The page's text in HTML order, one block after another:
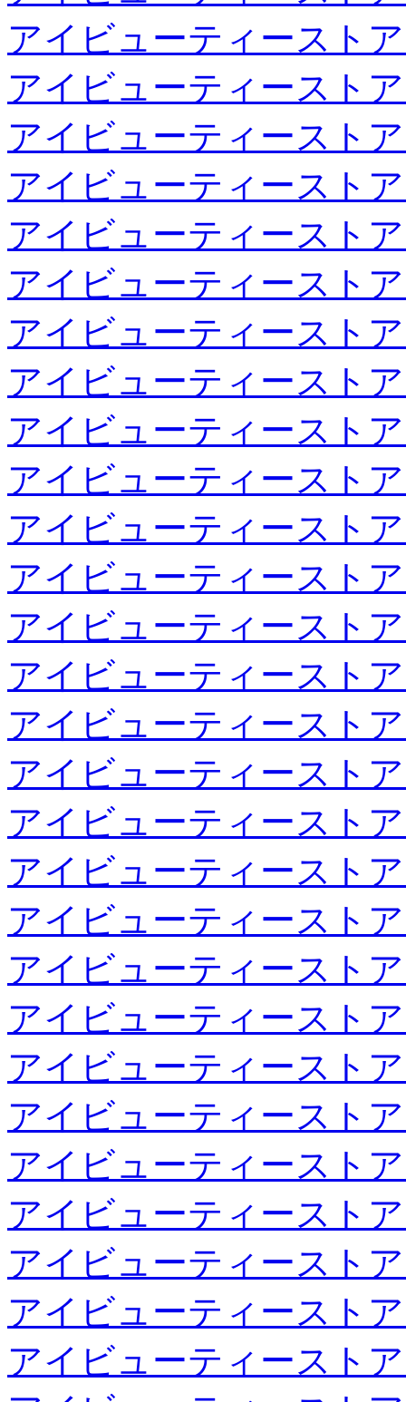
アイビューティースト
アイビューティースト
アイビューティースト
アイビューティースト
アイビューティースト
アイビューティースト
アイビューティースト
アイビューティースト
アイビューティースト
アイビューティースト
アイビューティースト
アイビューティースト
アイビューティースト
アイビューティースト
アイビューティースト
アイビューティースト
アイビューティースト
アイビューティースト
アイビューティースト
アイビューティースト
アイビューティースト
アイビューティースト
アイビューティースト
アイビューティースト
アイビューティースト
アイビューティースト
アイビューティースト
アイビューティースト